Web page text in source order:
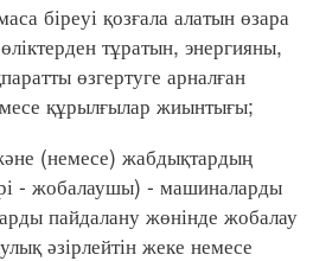
біреуі қозғала алатын өзара
тұратын, энергияны,
өзгертуге арналған
құрылғылар жиынтығы;
(немесе) жабдықтардың
- жобалаушы) - машиналарды
пайдалану жөнінде жобалау
әзірлейтін жеке немесе